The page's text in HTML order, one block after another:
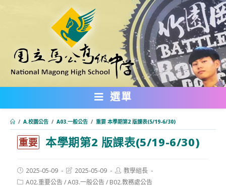
內
選單
/ A.校園公告 / A03.一般公告 / 重要 本學期第2 版課表(5/19-6/30)
重要 本學期第2 版課表(5/19-6/30)
Post
published:
2025-05-09
Post
modified:
2025-05-09
Post
author:
教學組長
PostA02.重要公告/A03.一般公告/ B02.教務處公告